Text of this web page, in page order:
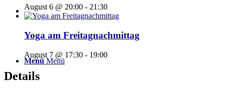
Menü Menü
August 6 @ 20:00 - 21:30
Yoga am Freitagnachmittag
August 7 @ 17:30 - 19:00
Details